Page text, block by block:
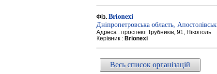
Фіз. Brionexi
Дніпропетровська область,
Адреса : проспект Трубників, 91, Нікополь
Керівник : Brionexi
Весь список організацій